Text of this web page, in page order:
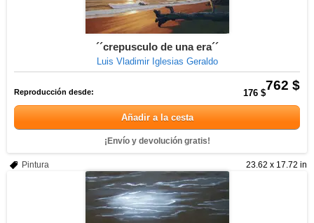
´´crepusculo de una era´´
Luis Vladimir Iglesias Geraldo
762 $
Reproducción desde: 176 $
Añadir a la cesta
¡Envío y devolución gratis!
23.62 x 17.72 in
Pintura